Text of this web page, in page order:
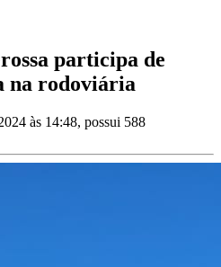
participa de
na rodoviária
às 14:48, possui 588